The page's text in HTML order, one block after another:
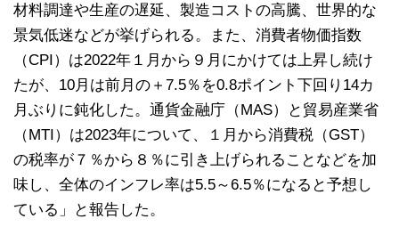
材料調達や生産の遅延、製造コストの高騰、世界的な
景気低迷などが挙げられる。また、消費者物価指数
（CPI）は2022年１月から９月にかけては上昇し続け
たが、10月は前月の＋7.5％を0.8ポイント下回り14カ
月ぶりに鈍化した。通貨金融庁（MAS）と貿易産業省
（MTI）は2023年について、１月から消費税（GST）
の税率が７％から８％に引き上げられることなどを加
味し、全体のインフレ率は5.5～6.5％になると予想し
ている」と報告した。